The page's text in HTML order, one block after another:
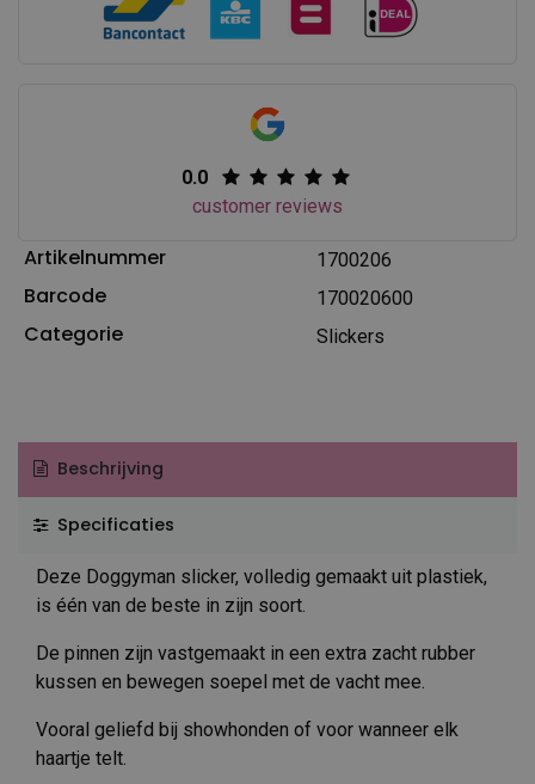
0.0
customer reviews
Artikelnummer 1700206
Barcode 170020600
Categorie Slickers
Beschrijving
Specificaties
Deze Doggyman slicker, volledig gemaakt uit plastiek,
is één van de beste in zijn soort.
De pinnen zijn vastgemaakt in een extra zacht rubber
kussen en bewegen soepel met de vacht mee.
Vooral geliefd bij showhonden of voor wanneer elk
haartje telt.